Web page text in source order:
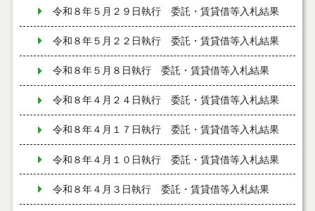
令和８年５月２９日執行 委託・賃貸借等入札結果
令和８年５月２２日執行 委託・賃貸借等入札結果
令和８年５月８日執行 委託・賃貸借等入札結果
令和８年４月２４日執行 委託・賃貸借等入札結果
令和８年４月１７日執行 委託・賃貸借等入札結果
令和８年４月１０日執行 委託・賃貸借等入札結果
令和８年４月３日執行 委託・賃貸借等入札結果